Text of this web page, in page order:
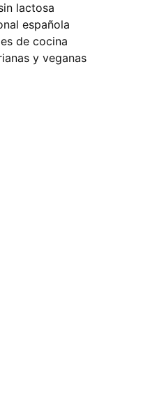
lactosa
española
de cocina
y veganas